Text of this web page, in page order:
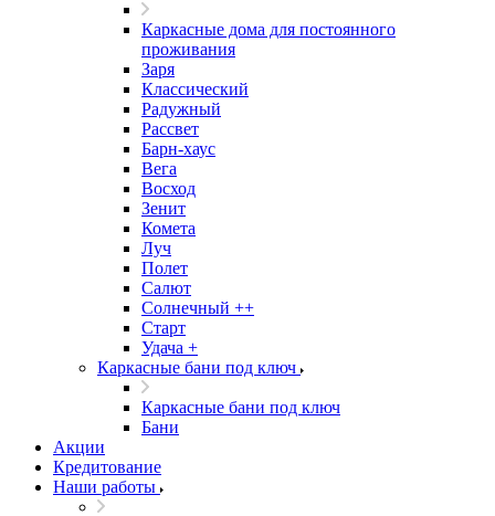
Каркасные дома для постоянного
проживания
Заря
Классический
Радужный
Рассвет
Барн-хаус
Вега
Восход
Зенит
Комета
Луч
Полет
Салют
Солнечный ++
Старт
Удача +
Каркасные бани под ключ
Каркасные бани под ключ
Бани
Акции
Кредитование
Наши работы